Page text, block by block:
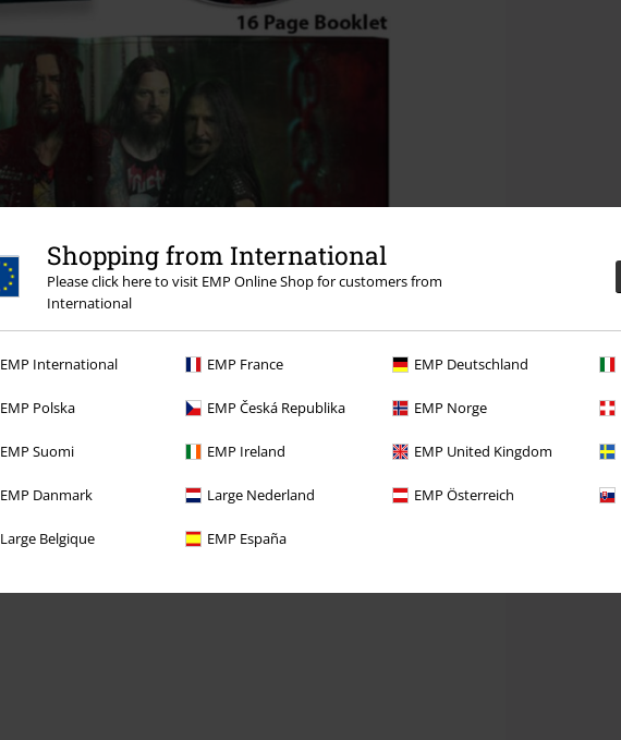
Shopping from International
Please click here to visit EMP Online Shop for customers from
International
EMP International EMP France EMP Deutschland
EMP Polska EMP Česká Republika EMP Norge
EMP Suomi EMP Ireland EMP United Kingdom
EMP Danmark Large Nederland EMP Österreich
Large Belgique EMP España